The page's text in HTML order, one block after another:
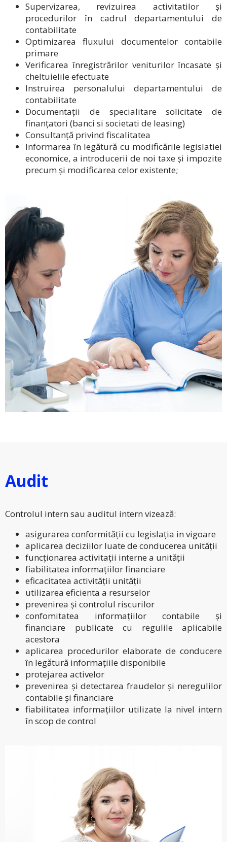
Supervizarea, revizuirea activitatilor și
procedurilor în cadrul departamentului de
contabilitate
Optimizarea fluxului documentelor contabile
primare
Verificarea înregistrărilor veniturilor încasate și
cheltuielile efectuate
Instruirea personalului departamentului de
contabilitate
Documentații de specialitare solicitate de
finanțatori (banci si societati de leasing)
Consultanță privind fiscalitatea
Informarea în legătură cu modificările legislatiei
economice, a introducerii de noi taxe și impozite
precum și modificarea celor existente;
Audit
Controlul intern sau auditul intern vizează:
asigurarea conformității cu legislația in vigoare
aplicarea deciziilor luate de conducerea unității
funcționarea activitații interne a unității
fiabilitatea informațiilor financiare
eficacitatea activității unității
utilizarea eficienta a resurselor
prevenirea și controlul riscurilor
confomitatea informațiilor contabile și
financiare publicate cu regulile aplicabile
acestora
aplicarea procedurilor elaborate de conducere
în legătură informațiile disponibile
protejarea activelor
prevenirea și detectarea fraudelor și neregulilor
contabile și financiare
fiabilitatea informațiilor utilizate la nivel intern
în scop de control